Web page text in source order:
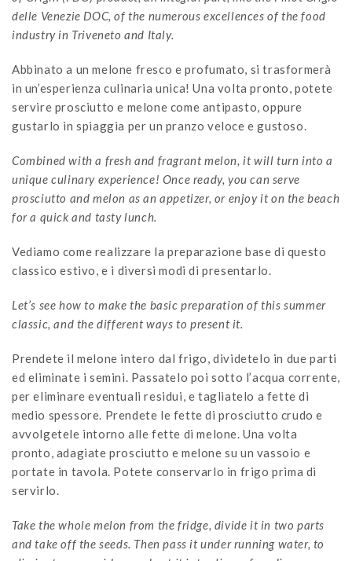
delle Venezie DOC, of the numerous excellences of the food
industry in Triveneto and Italy.
Abbinato a un melone fresco e profumato, si trasformerà
in un’esperienza culinaria unica! Una volta pronto, potete
servire prosciutto e melone come antipasto, oppure
gustarlo in spiaggia per un pranzo veloce e gustoso.
Combined with a fresh and fragrant melon, it will turn into a
unique culinary experience! Once ready, you can serve
prosciutto and melon as an appetizer, or enjoy it on the beach
for a quick and tasty lunch.
Vediamo come realizzare la preparazione base di questo
classico estivo, e i diversi modi di presentarlo.
Let’s see how to make the basic preparation of this summer
classic, and the different ways to present it.
Prendete il melone intero dal frigo, dividetelo in due parti
ed eliminate i semini. Passatelo poi sotto l’acqua corrente,
per eliminare eventuali residui, e tagliatelo a fette di
medio spessore. Prendete le fette di prosciutto crudo e
avvolgetele intorno alle fette di melone. Una volta
pronto, adagiate prosciutto e melone su un vassoio e
portate in tavola. Potete conservarlo in frigo prima di
servirlo.
Take the whole melon from the fridge, divide it in two parts
and take off the seeds. Then pass it under running water, to